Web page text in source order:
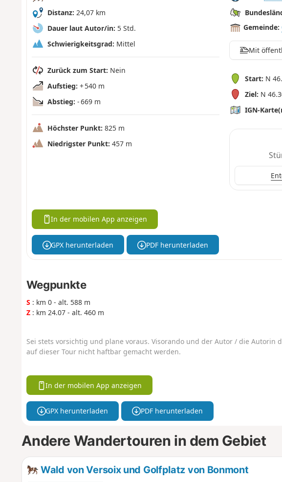
Distanz: 24,07 km
Dauer laut Autor/in: 5 Std.
Schwierigkeitsgrad: Mittel
Zurück zum Start: Nein
Aufstieg: + 540 m
Abstieg: - 669 m
Höchster Punkt: 825 m
Niedrigster Punkt: 457 m
Gemeinde:
Mit
Start: N
Ziel: N
IGN-
In der mobilen App anzeigen
GPX herunterladen PDF herunterladen
Wegpunkte
S : km 0 - alt. 588 m
Z: km 24.07 - alt. 460 m
Sei stets vorsichtig und plane voraus. Visorando und der Autor / die Autorin
auf dieser Tour nicht haftbar gemacht werden.
In der mobilen App anzeigen
GPX herunterladen PDF herunterladen
Andere Wandertouren in dem Gebiet
Wald von Versoix und Golfplatz von Bonmont